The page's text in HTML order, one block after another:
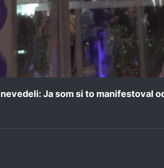
Ja som si to manifestoval